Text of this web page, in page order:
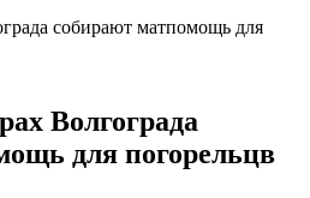
собирают матпомощь для
Волгограда
для погорельцв